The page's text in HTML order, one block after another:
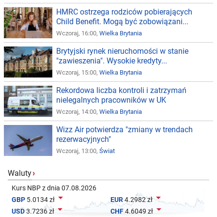
HMRC ostrzega rodziców pobierających
Child Benefit. Mogą być zobowiązani...
Wczoraj, 16:00, Wielka Brytania
Brytyjski rynek nieruchomości w stanie
"zawieszenia". Wysokie kredyty...
Wczoraj, 15:00, Wielka Brytania
Rekordowa liczba kontroli i zatrzymań
nielegalnych pracowników w UK
Wczoraj, 14:00, Wielka Brytania
Wizz Air potwierdza "zmiany w trendach
rezerwacyjnych"
Wczoraj, 13:00, Świat
Waluty›
Kurs NBP z dnia 07.08.2026
GBP 5.0134 zł  EUR4.2982 zł
USD3.7236 zł CHF4.6049 zł 